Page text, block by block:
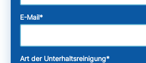
E-Mail*
Art der Unterhaltsreinigung*